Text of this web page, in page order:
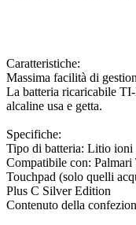
Caratteristiche:
Massima facilità di
La batteria ricaricabile
alcaline usa e getta.
Specifiche:
Tipo di batteria: Litio ioni
Compatibile con:
Touchpad (solo quelli
Plus C Silver Edition
Contenuto della